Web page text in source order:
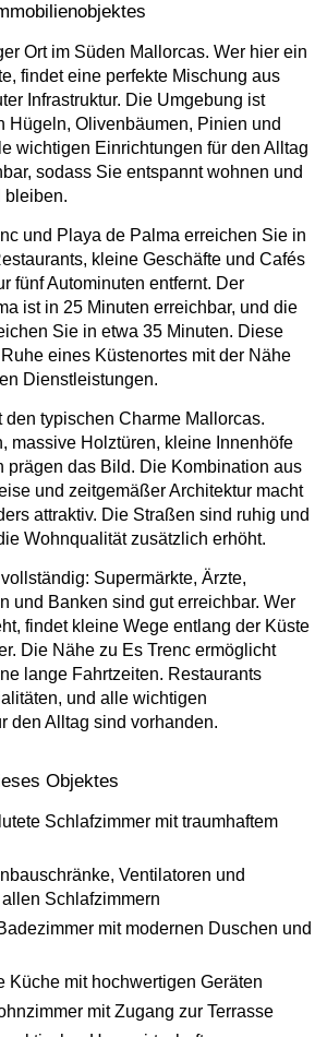
Ort im Süden Mallorcas. Wer hier ein
findet eine perfekte Mischung aus
Infrastruktur. Die Umgebung ist
Hügeln, Olivenbäumen, Pinien und
wichtigen Einrichtungen für den Alltag
sodass Sie entspannt wohnen und
bleiben.
und Playa de Palma erreichen Sie in
kleine Geschäfte und Cafés
fünf Autominuten entfernt. Der
ist in 25 Minuten erreichbar, und die
Sie in etwa 35 Minuten. Diese
eines Küstenortes mit der Nähe
Dienstleistungen.
typischen Charme Mallorcas.
massive Holztüren, kleine Innenhöfe
prägen das Bild. Die Kombination aus
und zeitgemäßer Architektur macht
attraktiv. Die Straßen sind ruhig und
Wohnqualität zusätzlich erhöht.
Supermärkte, Ärzte,
und Banken sind gut erreichbar. Wer
findet kleine Wege entlang der Küste
Die Nähe zu Es Trenc ermöglicht
lange Fahrtzeiten. Restaurants
und alle wichtigen
den Alltag sind vorhanden.
Objektes
Schlafzimmer mit traumhaftem
Ventilatoren und
Schlafzimmern
mit modernen Duschen und
Küche mit hochwertigen Geräten
mit Zugang zur Terrasse